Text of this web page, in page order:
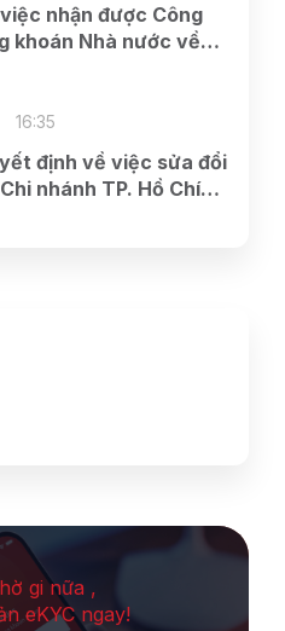
nhận được Công
khoán Nhà nước về
định về việc sửa đổi
nhánh TP. Hồ Chí
16:35
gi nữa ,
eKYC ngay!